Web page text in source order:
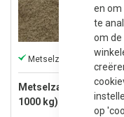
en om
te
om de
op
Metselzand (BigBag á
1000 kg)